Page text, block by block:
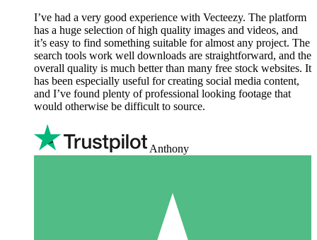
I’ve had a very good experience with Vecteezy. The platform
has a huge selection of high quality images and videos, and
it’s easy to find something suitable for almost any project. The
search tools work well downloads are straightforward, and the
overall quality is much better than many free stock websites. It
has been especially useful for creating social media content,
and I’ve found plenty of professional looking footage that
would otherwise be difficult to source.
Anthony